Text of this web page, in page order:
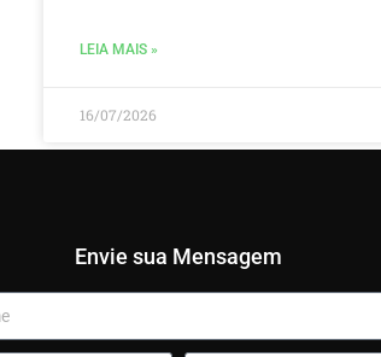
LEIA MAIS »
16/07/2026
Envie sua Mensagem